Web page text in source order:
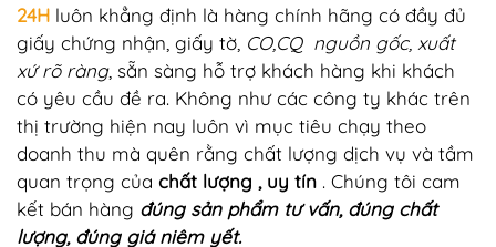
24H luôn khẳng định là hàng chính hãng có đầy đủ
giấy chứng nhận, giấy tờ, CO,CQ nguồn gốc, xuất
xứ rõ ràng, sẵn sàng hỗ trợ khách hàng khi khách
có yêu cầu đề ra. Không như các công ty khác trên
thị trường hiện nay luôn vì mục tiêu chạy theo
doanh thu mà quên rằng chất lượng dịch vụ và tầm
quan trọng của chất lượng , uy tín . Chúng tôi cam
kết bán hàng đúng sản phẩm tư vấn, đúng chất
lượng, đúng giá niêm yết.